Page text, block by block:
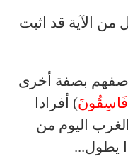
من الآية قد اثبت
بصفة أخرى
فَاسِقُونَ) أفرادا
اليوم من
يطول...